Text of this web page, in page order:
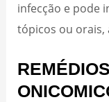
infecção e pode
tópicos ou orais,